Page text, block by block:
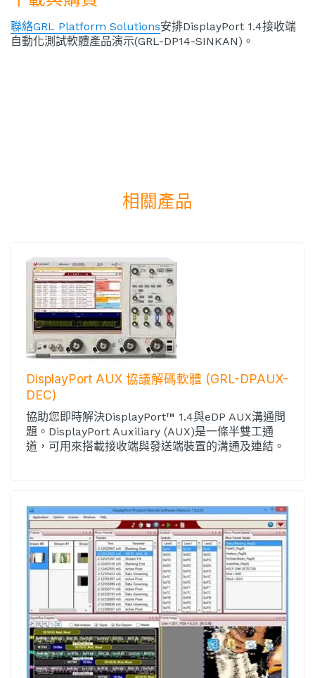
聯絡GRL Platform Solutions安排DisplayPort 1.4接收端
自動化測試軟體產品演示(GRL-DP14-SINKAN)。
相關產品
DisplayPort AUX 協議解碼軟體 (GRL-DPAUX-
DEC)
協助您即時解決DisplayPort™ 1.4與eDP AUX溝通問
題。DisplayPort Auxiliary (AUX)是一條半雙工通
道，可用來搭載接收端與發送端裝置的溝通及連結。